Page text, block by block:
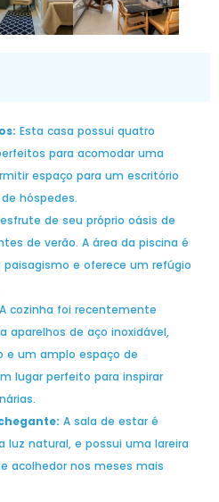
Esta casa possui quatro
para acomodar uma
espaço para um escritório
hóspedes.
de seu próprio oásis de
de verão. A área da piscina é
paisagismo e oferece um refúgio
A cozinha foi recentemente
aparelhos de aço inoxidável,
e um amplo espaço de
lugar perfeito para inspirar
A sala de estar é
luz natural, e possui uma lareira
acolhedor nos meses mais